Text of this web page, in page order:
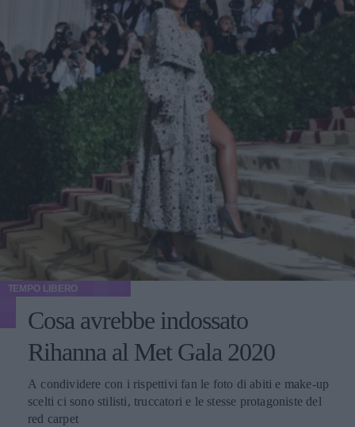
TEMPO LIBERO
Cosa avrebbe indossato
Rihanna al Met Gala 2020
A condividere con i rispettivi fan le foto di abiti e make-up
scelti ci sono stilisti, truccatori e le stesse protagoniste del
red carpet